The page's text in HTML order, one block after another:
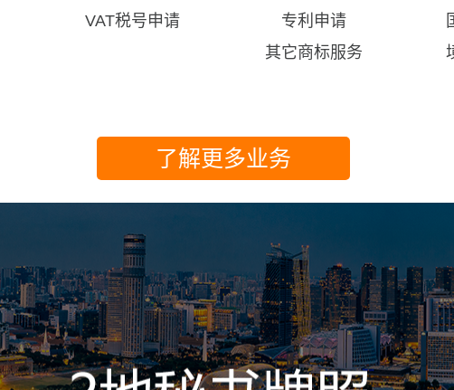
VAT税号申请
专利申请
其它商标服务
了解更多业务